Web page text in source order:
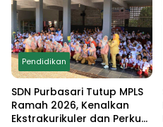
Pendidikan
SDN Purbasari Tutup MPLS
Ramah 2026, Kenalkan
Ekstrakurikuler dan Perkuat